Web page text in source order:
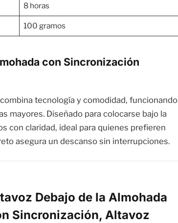
8 horas
100 gramos
con Sincronización
tecnología y comodidad, funcionando
mayores. Diseñado para colocarse bajo la
con claridad, ideal para quienes prefieren
asegura un descanso sin interrupciones.
Debajo de la Almohada
Sincronización, Altavoz